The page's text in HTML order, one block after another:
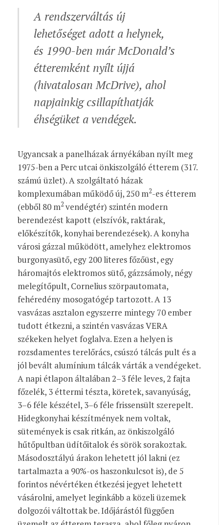
A rendszerváltás új
lehetőséget adott a helynek,
és 1990-ben már McDonald’s
étteremként nyílt újjá
(hivatalosan McDrive), ahol
napjainkig csillapíthatják
éhségüket a vendégek.
Ugyancsak a panelházak árnyékában nyílt meg
1975-ben a Perc utcai önkiszolgáló étterem (317.
számú üzlet). A szolgáltató házak
komplexumában működő új, 250 m2-es étterem
(ebből 80 m2 vendégtér) szintén modern
berendezést kapott (elszívók, raktárak,
előkészítők, konyhai berendezések). A konyha
városi gázzal működött, amelyhez elektromos
burgonyasütő, egy 200 literes főzőüst, egy
háromajtós elektromos sütő, gázzsámoly, négy
melegítőpult, Cornelius szörpautomata,
fehéredény mosogatógép tartozott. A 13
vasvázas asztalon egyszerre mintegy 70 ember
tudott étkezni, a szintén vasvázas VERA
székeken helyet foglalva. Ezen a helyen is
rozsdamentes terelőrács, csúszó tálcás pult és a
jól bevált alumínium tálcák várták a vendégeket.
A napi étlapon általában 2–3 féle leves, 2 fajta
főzelék, 3 éttermi tészta, köretek, savanyúság,
3–6 féle készétel, 3–6 féle frissensült szerepelt.
Hidegkonyhai készítmények nem voltak,
sütemények is csak ritkán, az önkiszolgáló
hűtőpultban üdítőitalok és sörök sorakoztak.
Másodosztályú árakon lehetett jól lakni (ez
tartalmazta a 90%-os haszonkulcsot is), de 5
forintos névértéken étkezési jegyet lehetett
vásárolni, amelyet leginkább a közeli üzemek
dolgozói váltottak be. Időjárástól függően